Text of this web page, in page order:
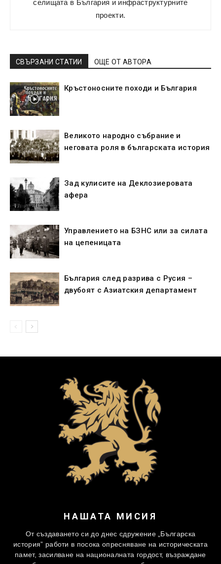
селищата в България и инфраструктурните
проекти.
СВЪРЗАНИ СТАТИИ ОЩЕ ОТ АВТОРА
Кръстоносните походи и България
Великото народно събрание и
неговата роля в българската история
Зад кулисите на Деклозиеровата
афера
Управлението на БЗНС или за силата
на цепеницата
България след разрива с Русия –
двубоят с Азиатския департамент
НАШАТА МИСИЯ
От създаването си до днес сдружение „Българска
история” работи в посока опресняване на историческата
памет, засилване на националната гордост, възраждане